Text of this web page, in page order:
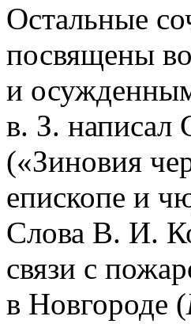
Остальные
посвящены
и
в. З. написал
(«Зиновия
епископе и
Слова В. И.
связи c
в Новгороде (